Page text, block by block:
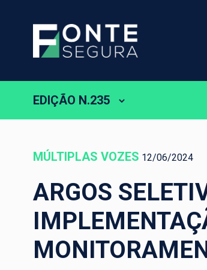
EDIÇÃO N.235
MÚLTIPLAS VOZES 12/06/2024
ARGOS